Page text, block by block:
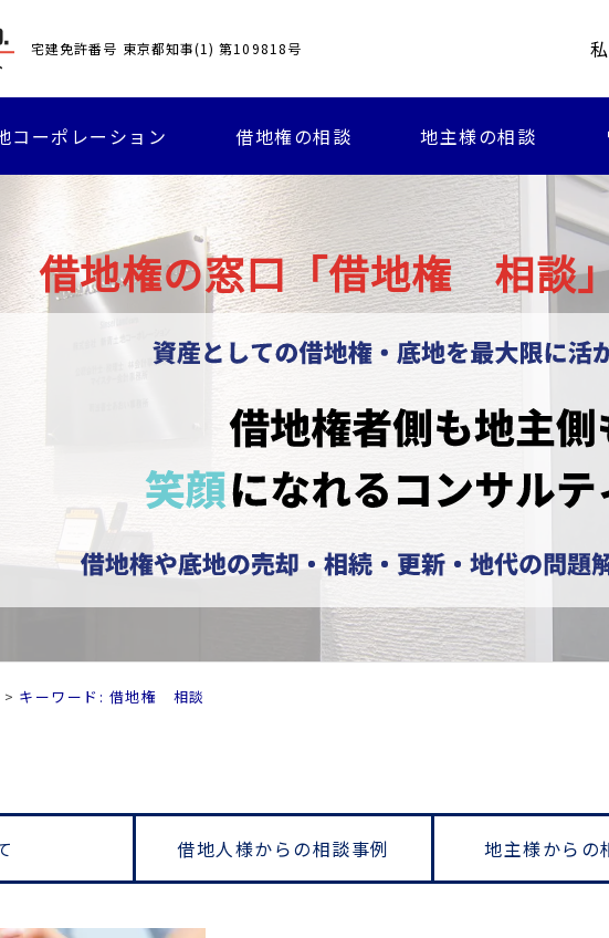
宅建免許番号 東京都知事(1) 第109818号
コーポレーション 借地権の相談 地主様の相談
借地権の窓口「借地権 相談
キーワード: 借地権 相談
借地人様からの相談事例 地主様からの